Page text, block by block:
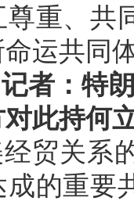
重、共
运共同
记者：特
此持何
贸关系
成的重要